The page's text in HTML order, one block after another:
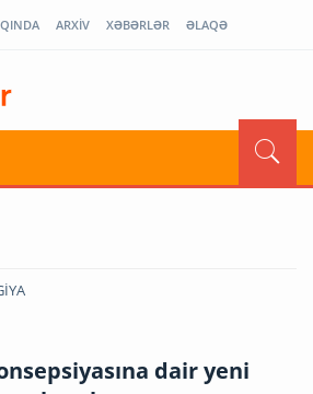
ARXİV XƏBƏRLƏR ƏLAQƏ
dair yeni